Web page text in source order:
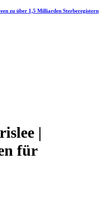
zu über 1,5 Milliarden Sterberegistern
|
für